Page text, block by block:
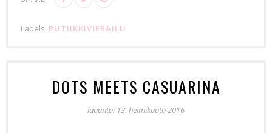
Labels: PUTIIKKIVIERAILU
DOTS MEETS CASUARINA
lauantai 13. helmikuuta 2016